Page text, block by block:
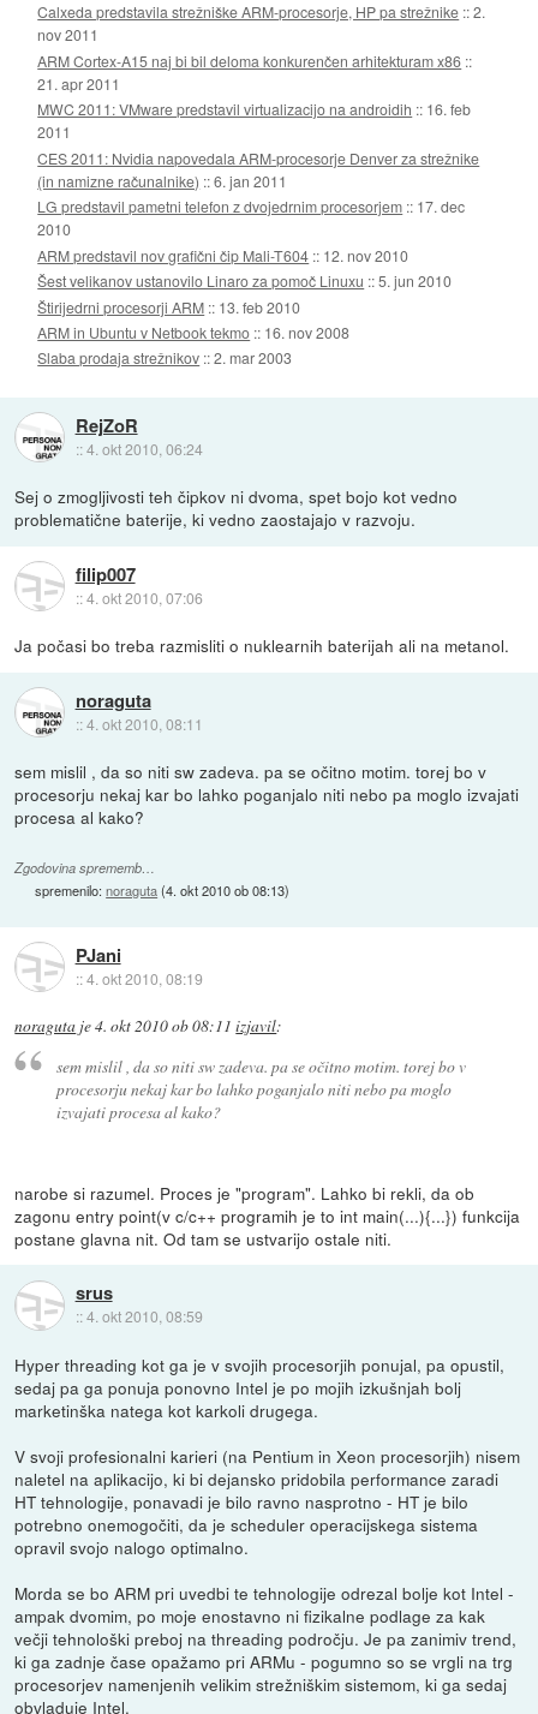
Calxeda predstavila strežniške ARM-procesorje, HP pa strežnike ::2.
nov 2011
ARM Cortex-A15 naj bi bil deloma konkurenčen arhitekturam x86 ::
21. apr 2011
MWC 2011: VMware predstavil virtualizacijo na androidih :: 16. feb
2011
CES 2011: Nvidia napovedala ARM-procesorje Denver za strežnike
(in namizne računalnike) ::6. jan 2011
LG predstavil pametni telefon z dvojedrnim procesorjem :: 17. dec
2010
ARM predstavil nov grafični čip Mali-T604 :: 12. nov 2010
Šest velikanov ustanovilo Linaro za pomoč Linuxu ::5. jun 2010
Štirijedrni procesorji ARM :: 13. feb 2010
ARM in Ubuntu v Netbook tekmo :: 16. nov 2008
Slaba prodaja strežnikov ::2. mar 2003
RejZoR
::4. okt 2010, 06:24
Sej o zmogljivosti teh čipkov ni dvoma, spet bojo kot vedno
problematične baterije, ki vedno zaostajajo v razvoju.
filip007
::4. okt 2010, 07:06
Ja počasi bo treba razmisliti o nuklearnih baterijah ali na metanol.
noraguta
::4. okt 2010, 08:11
sem mislil , da so niti sw zadeva. pa se očitno motim. torej bo v
procesorju nekaj kar bo lahko poganjalo niti nebo pa moglo izvajati
procesa al kako?
Zgodovina sprememb…
spremenilo:noraguta(4. okt 2010 ob 08:13)
PJani
::4. okt 2010, 08:19
noraguta je4. okt 2010 ob 08:11 izjavil:
sem mislil , da so niti sw zadeva. pa se očitno motim. torej bo v
procesorju nekaj kar bo lahko poganjalo niti nebo pa moglo
izvajati procesa al kako?
narobe si razumel. Proces je "program". Lahko bi rekli, da ob
zagonu entry point(v c/c++ programih je to int main(...){...}) funkcija
postane glavna nit. Od tam se ustvarijo ostale niti.
srus
::4. okt 2010, 08:59
Hyper threading kot ga je v svojih procesorjih ponujal, pa opustil,
sedaj pa ga ponuja ponovno Intel je po mojih izkušnjah bolj
marketinška natega kot karkoli drugega.
V svoji profesionalni karieri (na Pentium in Xeon procesorjih) nisem
naletel na aplikacijo, ki bi dejansko pridobila performance zaradi
HT tehnologije, ponavadi je bilo ravno nasprotno - HT je bilo
potrebno onemogočiti, da je scheduler operacijskega sistema
opravil svojo nalogo optimalno.
Morda se bo ARM pri uvedbi te tehnologije odrezal bolje kot Intel -
ampak dvomim, po moje enostavno ni fizikalne podlage za kak
večji tehnološki preboj na threading področju. Je pa zanimiv trend,
ki ga zadnje čase opažamo pri ARMu - pogumno so se vrgli na trg
procesorjev namenjenih velikim strežniškim sistemom, ki ga sedaj
obvladuje Intel.